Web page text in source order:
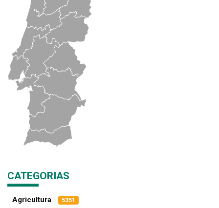
CATEGORIAS
Agricultura 5351